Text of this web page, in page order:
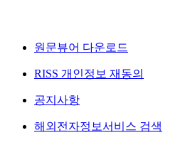
원문뷰어 다운로드
RISS 개인정보 재동의
공지사항
해외전자정보서비스 검색